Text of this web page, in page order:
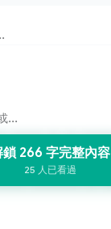
...
鎖 266 字完整內容
25 人已看過